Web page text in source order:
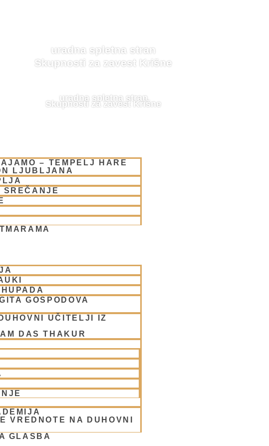
uradna spletna stran
Skupnosti za zavest Krišne
uradna spletna stran
Skupnosti za zavest Krišne
– TEMPELJ HARE
LJUBLJANA
SREČANJE
GOSPODOVA
UČITELJI IZ
DAS THAKUR
VREDNOTE NA DUHOVNI
GLASBA